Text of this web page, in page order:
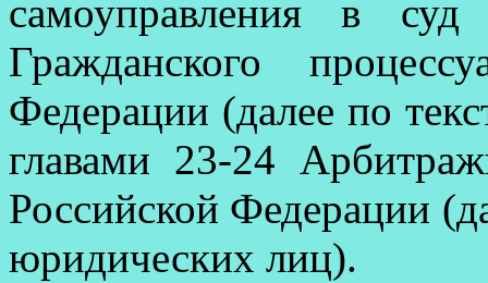
самоуправления в суд
Гражданского
Федерации (далее по
главами 23-24
Российской Федерации
юридических лиц).